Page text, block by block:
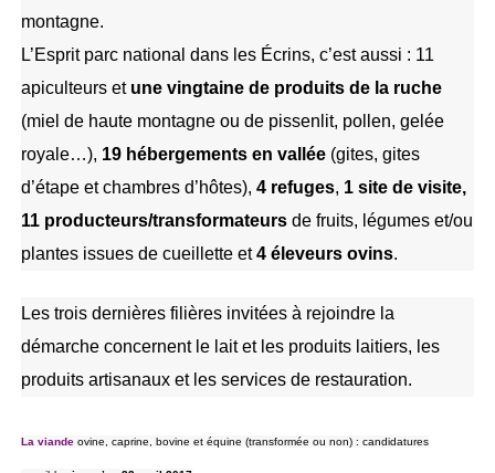
montagne.
L’Esprit parc national dans les Écrins, c’est aussi : 11
apiculteurs et une vingtaine de produits de la ruche
(miel de haute montagne ou de pissenlit, pollen, gelée
royale…), 19 hébergements en vallée (gites, gites
d’étape et chambres d’hôtes),4 refuges, 1 site de visite,
11 producteurs/transformateurs de fruits, légumes et/ou
plantes issues de cueillette et4 éleveurs ovins.
Les trois dernières filières invitées à rejoindre la
démarche concernent le lait et les produits laitiers, les
produits artisanaux et les services de restauration.
La viande ovine, caprine, bovine et équine (transformée ou non) : candidatures